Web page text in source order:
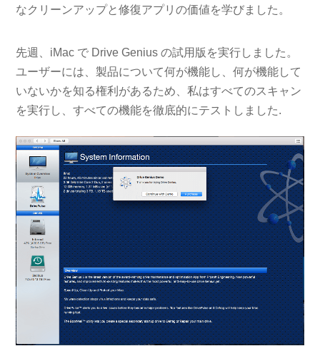
なクリーンアップと修復アプリの価値を学びました。
先週、iMac で Drive Genius の試用版を実行しました。
ユーザーには、製品について何が機能し、何が機能して
いないかを知る権利があるため、私はすべてのスキャン
を実行し、すべての機能を徹底的にテストしました.